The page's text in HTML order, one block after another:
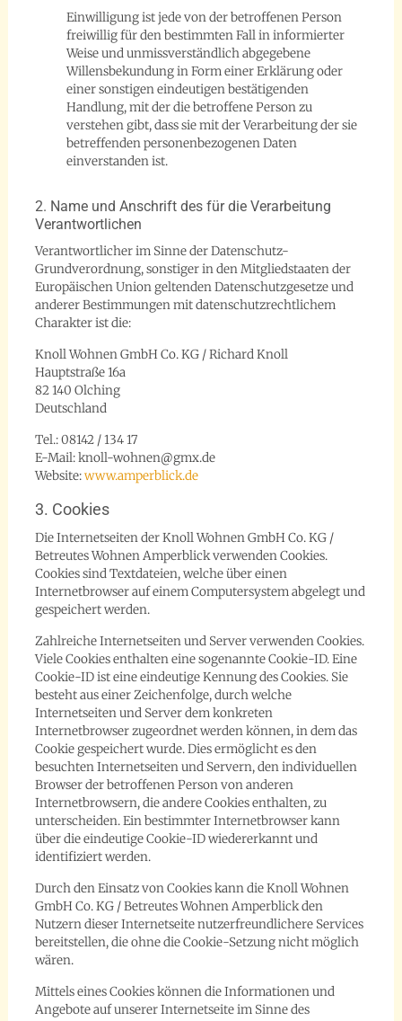
Einwilligung ist jede von der betroffenen Person
freiwillig für den bestimmten Fall in informierter
Weise und unmissverständlich abgegebene
Willensbekundung in Form einer Erklärung oder
einer sonstigen eindeutigen bestätigenden
Handlung, mit der die betroffene Person zu
verstehen gibt, dass sie mit der Verarbeitung der sie
betreffenden personenbezogenen Daten
einverstanden ist.
2. Name und Anschrift des für die Verarbeitung
Verantwortlichen
Verantwortlicher im Sinne der Datenschutz-
Grundverordnung, sonstiger in den Mitgliedstaaten der
Europäischen Union geltenden Datenschutzgesetze und
anderer Bestimmungen mit datenschutzrechtlichem
Charakter ist die:
Knoll Wohnen GmbH Co. KG / Richard Knoll
Hauptstraße 16a
82 140 Olching
Deutschland
Tel.: 08142 / 134 17
E-Mail: knoll-wohnen@gmx.de
Website:www.amperblick.de
3. Cookies
Die Internetseiten der Knoll Wohnen GmbH Co. KG /
Betreutes Wohnen Amperblick verwenden Cookies.
Cookies sind Textdateien, welche über einen
Internetbrowser auf einem Computersystem abgelegt und
gespeichert werden.
Zahlreiche Internetseiten und Server verwenden Cookies.
Viele Cookies enthalten eine sogenannte Cookie-ID. Eine
Cookie-ID ist eine eindeutige Kennung des Cookies. Sie
besteht aus einer Zeichenfolge, durch welche
Internetseiten und Server dem konkreten
Internetbrowser zugeordnet werden können, in dem das
Cookie gespeichert wurde. Dies ermöglicht es den
besuchten Internetseiten und Servern, den individuellen
Browser der betroffenen Person von anderen
Internetbrowsern, die andere Cookies enthalten, zu
unterscheiden. Ein bestimmter Internetbrowser kann
über die eindeutige Cookie-ID wiedererkannt und
identifiziert werden.
Durch den Einsatz von Cookies kann die Knoll Wohnen
GmbH Co. KG / Betreutes Wohnen Amperblick den
Nutzern dieser Internetseite nutzerfreundlichere Services
bereitstellen, die ohne die Cookie-Setzung nicht möglich
wären.
Mittels eines Cookies können die Informationen und
Angebote auf unserer Internetseite im Sinne des